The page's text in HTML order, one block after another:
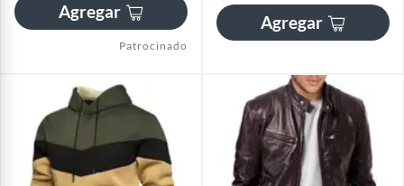
Agregar
Patrocinado
Agregar